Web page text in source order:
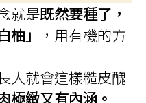
就是既然要種了，
」
，用有機的方
大就會這樣糙皮醜
極緻又有內涵。